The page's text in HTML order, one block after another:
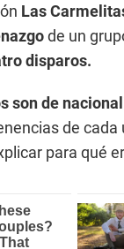
Las
de un
disparos.
son de
de cada
para qué